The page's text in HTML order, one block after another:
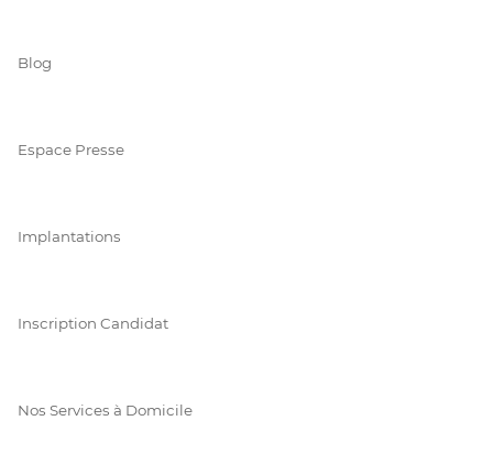
Blog
Espace Presse
Implantations
Inscription Candidat
Nos Services à Domicile